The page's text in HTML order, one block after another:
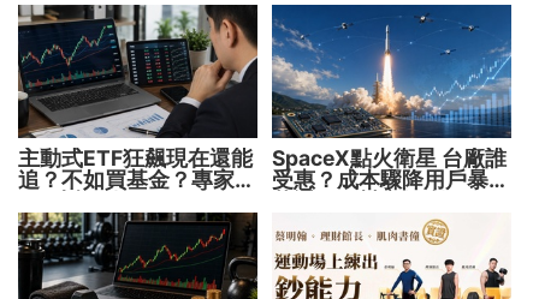
主動式ETF狂飆現在還能
追？不如買基金？專家親
SpaceX點火衛星 台廠誰
受惠？成本驟降用戶暴增